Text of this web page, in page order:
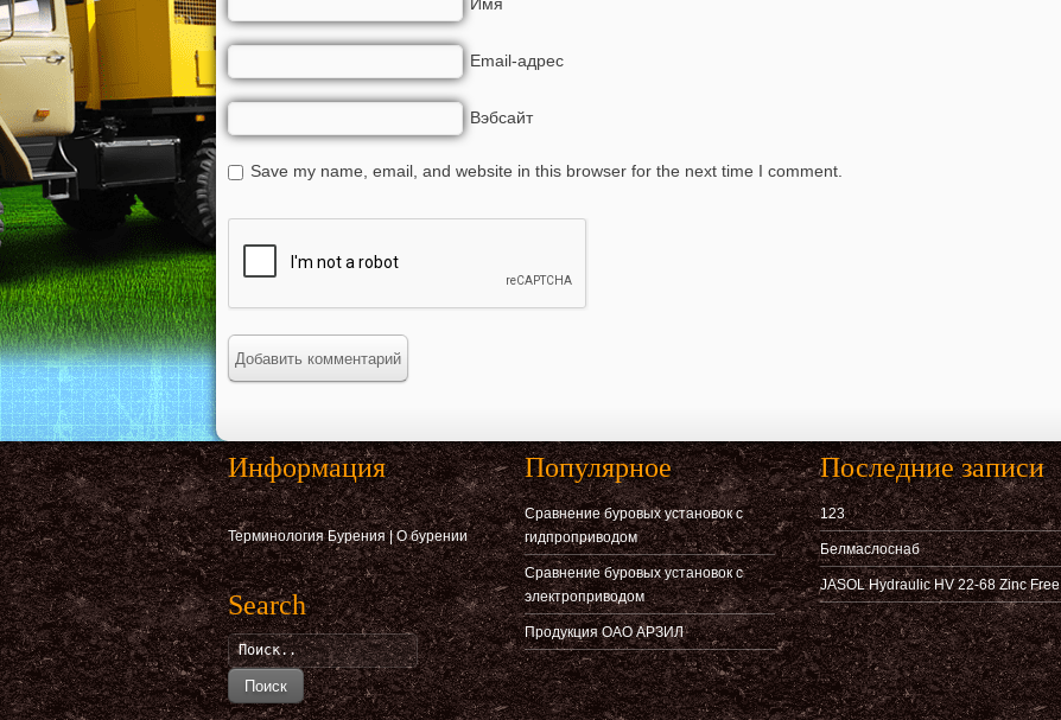
Email-адрес
Вэбсайт
Save my name, email, and website in this browser for the next time I comment.
Информация
Терминология Бурения|О бурении
Search
Поиск
Популярное
Сравнение буровых установок с
гидпроприводом
Сравнение буровых установок с
электроприводом
Продукция ОАО АРЗИЛ
Последние записи
123
Белмаслоснаб
JASOL Hydraulic HV 22-68 Zinc Free